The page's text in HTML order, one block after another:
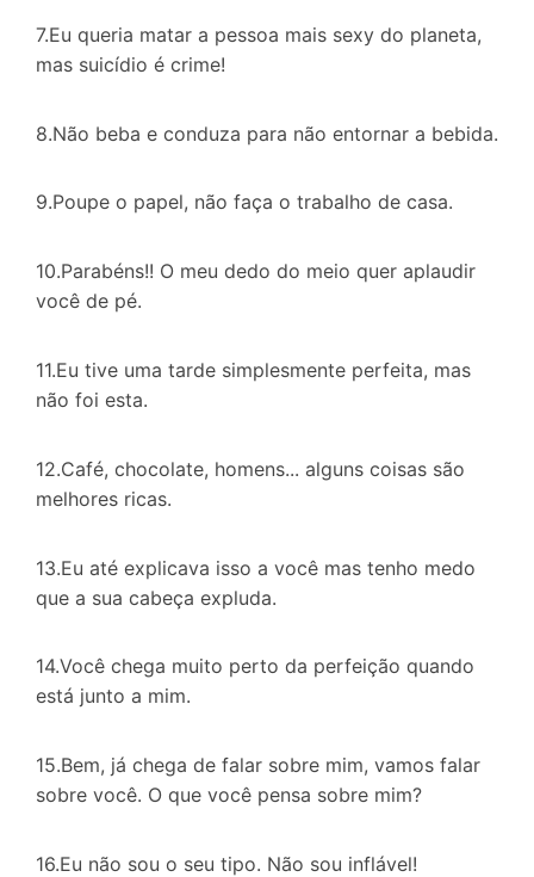
7.Eu queria matar a pessoa mais sexy do planeta,
mas suicídio é crime!
8.Não beba e conduza para não entornar a bebida.
9.Poupe o papel, não faça o trabalho de casa.
10.Parabéns!! O meu dedo do meio quer aplaudir
você de pé.
11.Eu tive uma tarde simplesmente perfeita, mas
não foi esta.
12.Café, chocolate, homens... alguns coisas são
melhores ricas.
13.Eu até explicava isso a você mas tenho medo
que a sua cabeça expluda.
14.Você chega muito perto da perfeição quando
está junto a mim.
15.Bem, já chega de falar sobre mim, vamos falar
sobre você. O que você pensa sobre mim?
16.Eu não sou o seu tipo. Não sou inflável!